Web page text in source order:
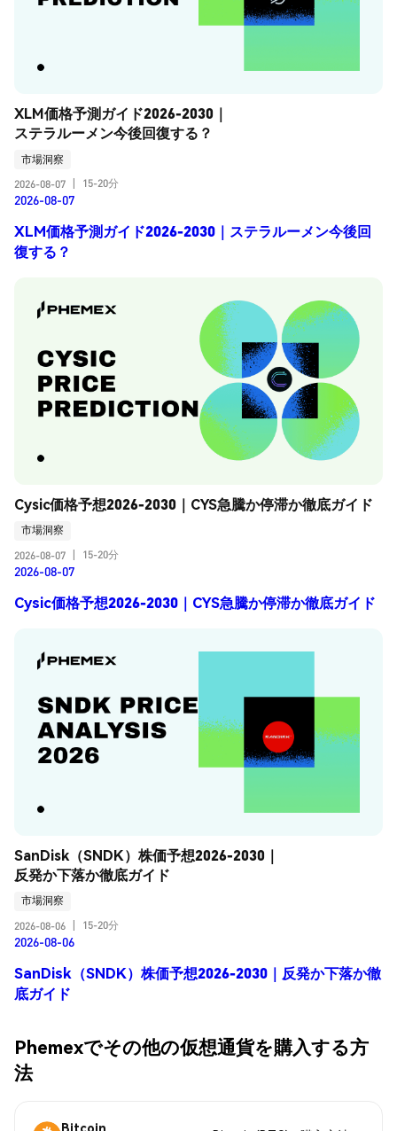
XLM価格予測ガイド2026-2030｜
ステラルーメン今後回復する？
市場洞察
2026-08-07
15-20分
2026-08-07
XLM価格予測ガイド2026-2030｜ステラルーメン今後回
復する？
Cysic価格予想2026-2030｜CYS急騰か停滞か徹底ガイド
市場洞察
2026-08-07
15-20分
2026-08-07
Cysic価格予想2026-2030｜CYS急騰か停滞か徹底ガイド
SanDisk（SNDK）株価予想2026-2030｜
反発か下落か徹底ガイド
市場洞察
2026-08-06
15-20分
2026-08-06
SanDisk（SNDK）株価予想2026-2030｜反発か下落か徹
底ガイド
Phemexでその他の仮想通貨を購入する方
法
Bitcoin